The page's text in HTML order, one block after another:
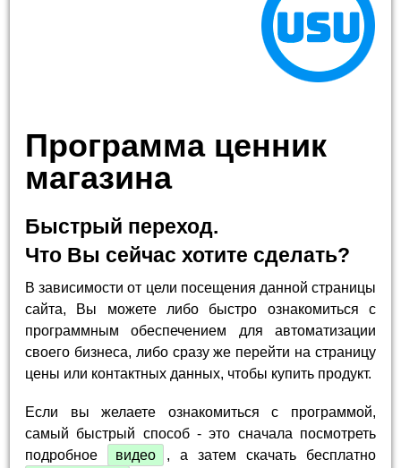
Программа ценник
магазина
Быстрый переход.
Что Вы сейчас хотите сделать?
В зависимости от цели посещения данной страницы
сайта, Вы можете либо быстро ознакомиться с
программным обеспечением для автоматизации
своего бизнеса, либо сразу же перейти на страницу
цены или контактных данных, чтобы купить продукт.
Если вы желаете ознакомиться с программой,
самый быстрый способ - это сначала посмотреть
подробное
видео
, а затем скачать бесплатно